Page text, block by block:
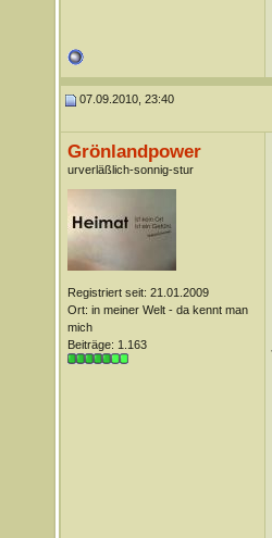
07.09.2010, 23:40
Grönlandpower
urverläßlich-sonnig-stur
Registriert seit: 21.01.2009
Ort: in meiner Welt - da kennt man
mich
Beiträge: 1.163